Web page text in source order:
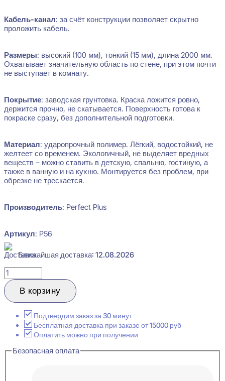
Кабель-канал: за счёт конструкции позволяет скрытно
проложить кабель.
Размеры: высокий (100 мм), тонкий (15 мм), длина 2000 мм.
Охватывает значительную область по стене, при этом почти
не выступает в комнату.
Покрытие: заводская грунтовка. Краска ложится ровно,
держится прочно, не скатывается. Поверхность готова к
покраске сразу, без дополнительной подготовки.
Материал: ударопрочный полимер. Лёгкий, водостойкий, не
желтеет со временем. Экологичный, не выделяет вредных
веществ – можно ставить в детскую, спальню, гостиную, а
также в ванную и на кухню. Монтируется без проблем, при
обрезке не трескается.
Производитель: Perfect Plus
Артикул: P56
Ближайшая доставка: 12.08.2026
Количество
товара
Perfect
Plus
Плинтус
напольный
15x100x2000
В корзину
Подтвердим заказ за 30 минут
Бесплатная доставка при заказе от 15000 руб
Оплатить можно при получении
Безопасная оплата